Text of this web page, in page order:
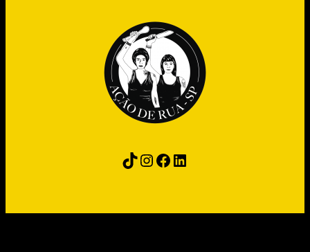
TikTok Instagram Facebook LinkedIn